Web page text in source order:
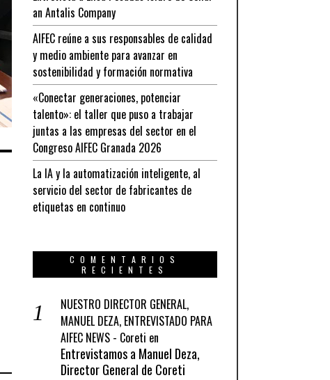
an Antalis Company
AIFEC reúne a sus responsables de calidad
y medio ambiente para avanzar en
sostenibilidad y formación normativa
«Conectar generaciones, potenciar
talento»: el taller que puso a trabajar
juntas a las empresas del sector en el
Congreso AIFEC Granada 2026
La IA y la automatización inteligente, al
servicio del sector de fabricantes de
etiquetas en continuo
COMENTARIOS
RECIENTES
NUESTRO DIRECTOR GENERAL,
MANUEL DEZA, ENTREVISTADO PARA
AIFEC NEWS - Coreti en
Entrevistamos a Manuel Deza,
Director General de Coreti